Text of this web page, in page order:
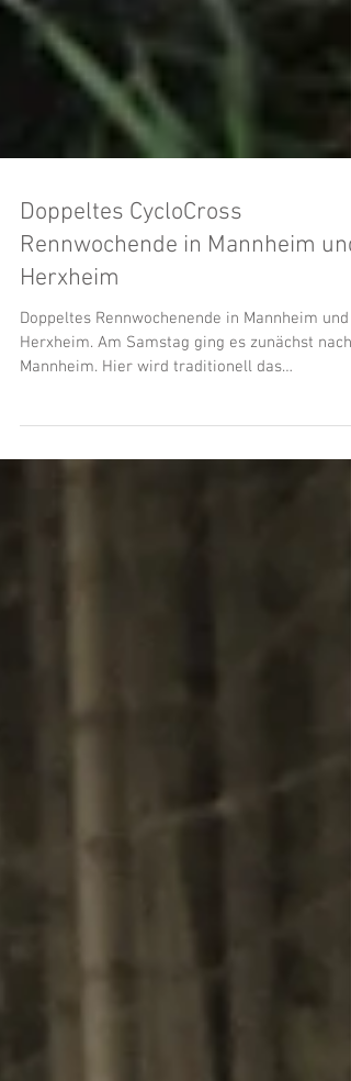
Doppeltes CycloCross
Rennwochende in Mannheim und
Herxheim
Mannheim. Hier wird traditionell das
Crossrennen rund...